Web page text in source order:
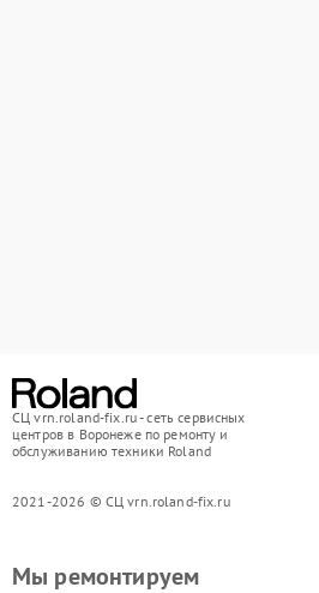
СЦ vrn.roland-fix.ru - сеть сервисных
центров в Воронеже по ремонту и
обслуживанию техники Roland
2021-2026 © СЦ vrn.roland-fix.ru
Мы ремонтируем